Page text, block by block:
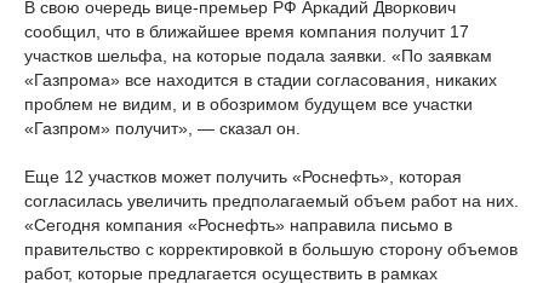
В свою очередь вице-премьер РФ Аркадий Дворкович
сообщил, что в ближайшее время компания получит 17
участков шельфа, на которые подала заявки. «По заявкам
«Газпрома» все находится в стадии согласования, никаких
проблем не видим, и в обозримом будущем все участки
«Газпром» получит», — сказал он.
Еще 12 участков может получить «Роснефть», которая
согласилась увеличить предполагаемый объем работ на них.
«Сегодня компания «Роснефть» направила письмо в
правительство с корректировкой в большую сторону объемов
работ, которые предлагается осуществить в рамках